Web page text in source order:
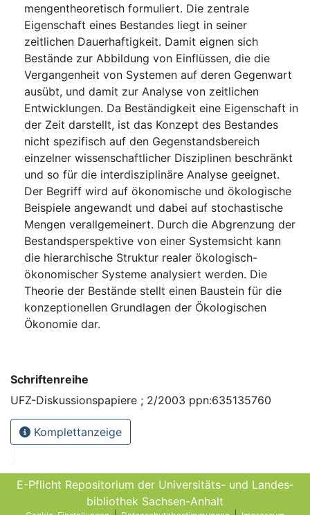
mengentheoretisch formuliert. Die zentrale
Eigenschaft eines Bestandes liegt in seiner
zeitlichen Dauerhaftigkeit. Damit eignen sich
Bestände zur Abbildung von Einflüssen, die die
Vergangenheit von Systemen auf deren Gegenwart
ausübt, und damit zur Analyse von zeitlichen
Entwicklungen. Da Beständigkeit eine Eigenschaft in
der Zeit darstellt, ist das Konzept des Bestandes
nicht spezifisch auf den Gegenstandsbereich
einzelner wissenschaftlicher Disziplinen beschränkt
und so für die interdisziplinäre Analyse geeignet.
Der Begriff wird auf ökonomische und ökologische
Beispiele angewandt und dabei auf stochastische
Mengen verallgemeinert. Durch die Abgrenzung der
Bestandsperspektive von einer Systemsicht kann
die hierarchische Struktur realer ökologisch-
ökonomischer Systeme analysiert werden. Die
Theorie der Bestände stellt einen Baustein für die
konzeptionellen Grundlagen der Ökologischen
Ökonomie dar.
Schriftenreihe
UFZ-Diskussionspapiere ; 2/2003 ppn:635135760
Komplettanzeige
E-Pflicht Repositorium der Universitäts- und Landes­
bibliothek Sachsen-Anhalt